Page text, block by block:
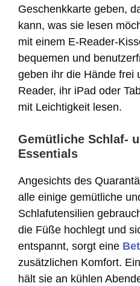
Geschenkkarte geben,
kann, was sie lesen
mit einem E-Reader-
bequemen und
geben ihr die Hände frei
Reader, ihr iPad oder
mit Leichtigkeit lesen.
Gemütliche Schlaf-
Essentials
Angesichts des
alle einige gemütliche
Schlafutensilien
die Füße hochlegt und
entspannt, sorgt eine
zusätzlichen Komfort.
hält sie an kühlen